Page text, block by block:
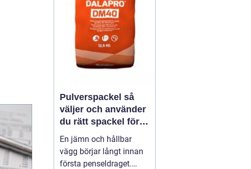
Pulverspackel så
väljer och använder
du rätt spackel för
släta ytor
En jämn och hållbar
vägg börjar långt innan
första penseldraget.